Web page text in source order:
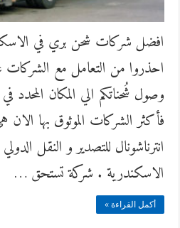
افضل شركات شحن بري في
احذروا من التعامل مع الشركات
وصول شُحناتكم الي المكان المحدد
فأكثر الشركات الموثوق بها
انترناشونال للتصدير و النقل
الاسكندرية . شركة تستحق …
أكمل القراءة »